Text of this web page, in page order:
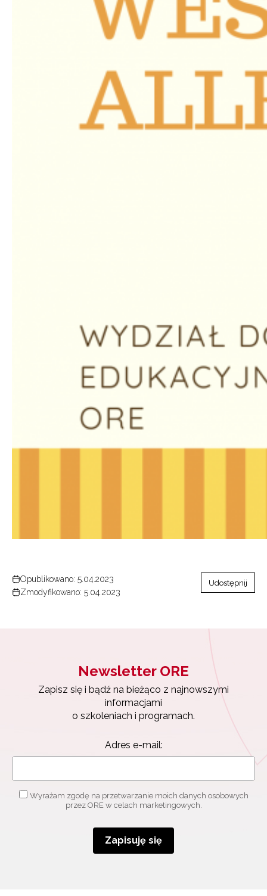
Opublikowano: 5.04.2023
Zmodyfikowano: 5.04.2023
Udostępnij
Newsletter ORE
Zapisz się i bądź na bieżąco z najnowszymi
informacjami
o szkoleniach i programach.
Adres e-mail:
Wyrażam zgodę na przetwarzanie moich danych osobowych
przez ORE w celach marketingowych.
Zapisuję się